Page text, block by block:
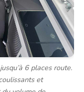
6 places route.
et